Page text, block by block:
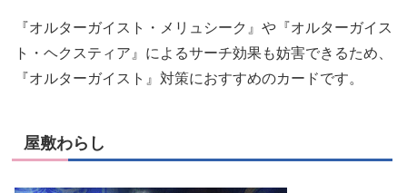
『オルターガイスト・メリュシーク』や『オルターガイス
ト・ヘクスティア』によるサーチ効果も妨害できるため、
『オルターガイスト』対策におすすめのカードです。
屋敷わらし